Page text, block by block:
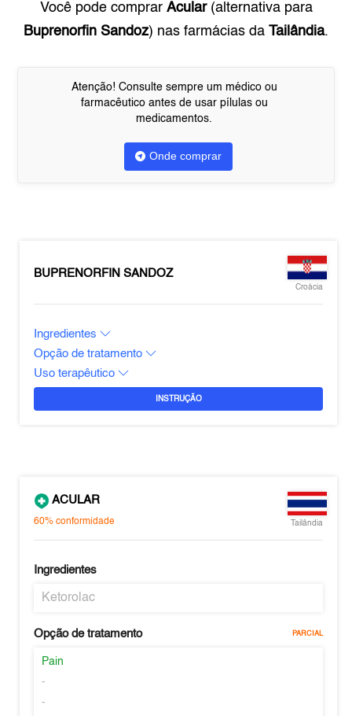
Você pode comprar Acular(alternativa para
Buprenorfin Sandoz) nas farmácias da Tailândia.
Atenção! Consulte sempre um médico ou
farmacêutico antes de usar pílulas ou
medicamentos.
Onde comprar
BUPRENORFIN SANDOZ
Croácia
Ingredientes
Opção de tratamento
Uso terapêutico
INSTRUÇÃO
ACULAR
60%conformidade Tailândia
Ingredientes
Ketorolac
Opção de tratamento PARCIAL
Pain
-
-